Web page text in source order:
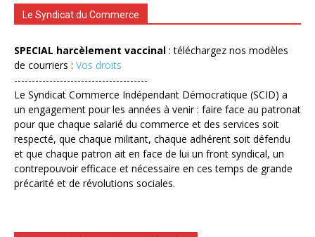
Le Syndicat du Commerce
SPECIAL harcèlement vaccinal : téléchargez nos modèles
de courriers : Vos droits
--------------------------------------
Le Syndicat Commerce Indépendant Démocratique (SCID) a
un engagement pour les années à venir : faire face au patronat
pour que chaque salarié du commerce et des services soit
respecté, que chaque militant, chaque adhérent soit défendu
et que chaque patron ait en face de lui un front syndical, un
contrepouvoir efficace et nécessaire en ces temps de grande
précarité et de révolutions sociales.